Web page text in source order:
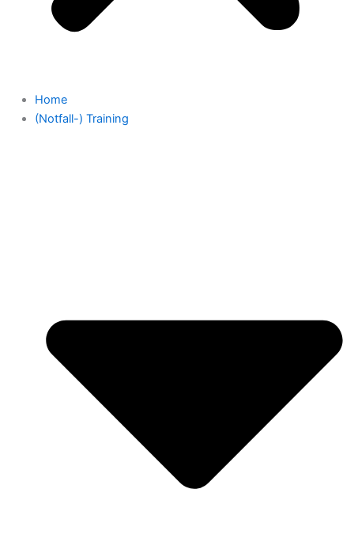
Home
(Notfall-) Training